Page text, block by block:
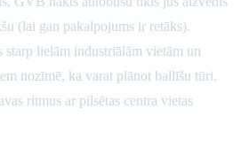
(lai gan pakalpojums ir retāks).
lielām industriālām vietām un
nozīmē, ka varat plānot ballīšu tūri,
ritmus ar pilsētas centra vietas